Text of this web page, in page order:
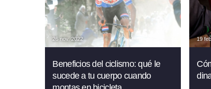
26 nov. 2022
Beneficios del ciclismo: qué le
sucede a tu cuerpo cuando
19